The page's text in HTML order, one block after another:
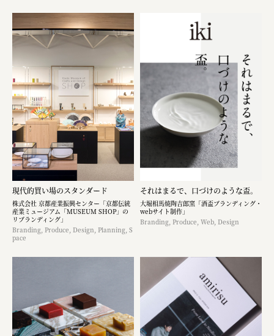
現代的買い場のスタンダード
株式会社 京都産業振興センター「京都伝統
産業ミュージアム「MUSEUM SHOP」の
リブランディング」
Branding, Produce, Design, Planning, S
pace
それはまるで、口づけのような盃。
大堀相馬焼陶吉郎窯「酒盃ブランディング・
webサイト制作」
Branding, Produce, Web, Design